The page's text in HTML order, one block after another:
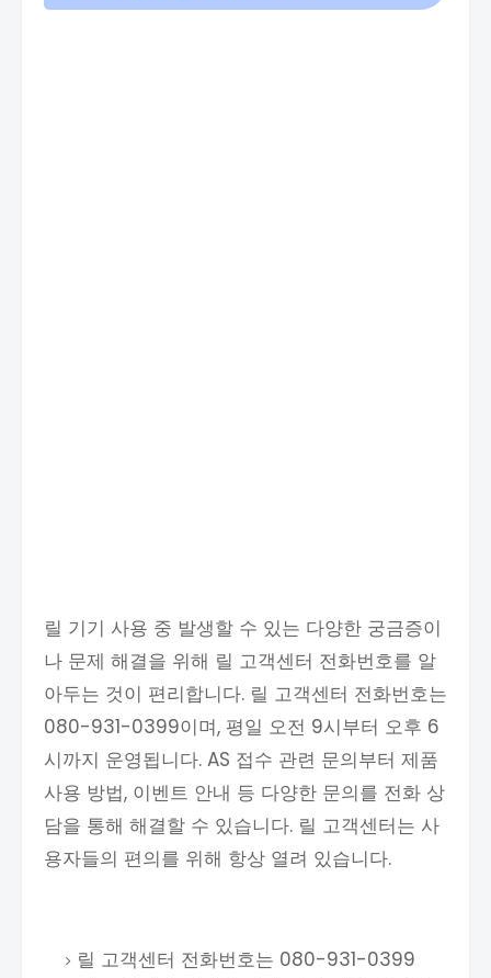
릴 기기 사용 중 발생할 수 있는 다양한 궁금증이
나 문제 해결을 위해 릴 고객센터 전화번호를 알
아두는 것이 편리합니다. 릴 고객센터 전화번호는
080-931-0399이며, 평일 오전 9시부터 오후 6
시까지 운영됩니다. AS 접수 관련 문의부터 제품
사용 방법, 이벤트 안내 등 다양한 문의를 전화 상
담을 통해 해결할 수 있습니다. 릴 고객센터는 사
용자들의 편의를 위해 항상 열려 있습니다.
릴 고객센터 전화번호는 080-931-0399